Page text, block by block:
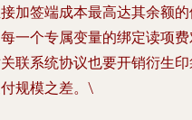
加签端成本最高达其余额
一个专属变量的绑定读项
联系统协议也要开销衍生
规模之差。\